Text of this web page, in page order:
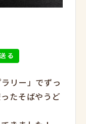
リー」でずっ
たそばやうど